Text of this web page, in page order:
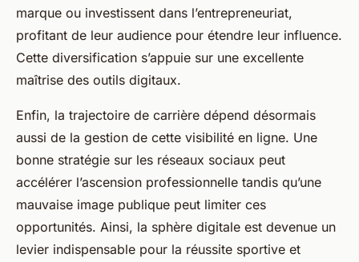
marque ou investissent dans l’entrepreneuriat,
profitant de leur audience pour étendre leur influence.
Cette diversification s’appuie sur une excellente
maîtrise des outils digitaux.
Enfin, la trajectoire de carrière dépend désormais
aussi de la gestion de cette visibilité en ligne. Une
bonne stratégie sur les réseaux sociaux peut
accélérer l’ascension professionnelle tandis qu’une
mauvaise image publique peut limiter ces
opportunités. Ainsi, la sphère digitale est devenue un
levier indispensable pour la réussite sportive et